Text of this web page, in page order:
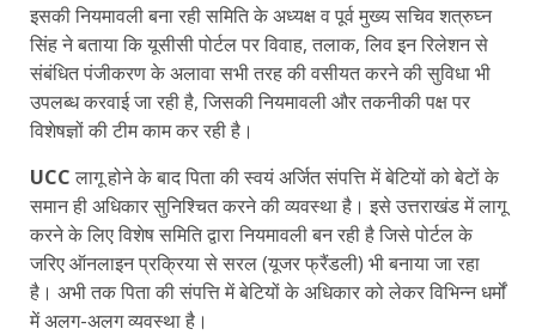
इसकी नियमावली बना रही समिति के अध्यक्ष व पूर्व मुख्य सचिव शत्रुघ्न
सिंह ने बताया कि यूसीसी पोर्टल पर विवाह, तलाक, लिव इन रिलेशन से
संबंधित पंजीकरण के अलावा सभी तरह की वसीयत करने की सुविधा भी
उपलब्ध करवाई जा रही है, जिसकी नियमावली और तकनीकी पक्ष पर
विशेषज्ञों की टीम काम कर रही है।
UCC लागू होने के बाद पिता की स्वयं अर्जित संपत्ति में बेटियों को बेटों के
समान ही अधिकार सुनिश्चित करने की व्यवस्था है। इसे उत्तराखंड में लागू
करने के लिए विशेष समिति द्वारा नियमावली बन रही है जिसे पोर्टल के
जरिए ऑनलाइन प्रक्रिया से सरल (यूजर फ्रैंडली) भी बनाया जा रहा
है। अभी तक पिता की संपत्ति में बेटियों के अधिकार को लेकर विभिन्न धर्मों
में अलग-अलग व्यवस्था है।